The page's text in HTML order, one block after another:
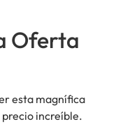
Oferta
esta magnífica
precio increíble.